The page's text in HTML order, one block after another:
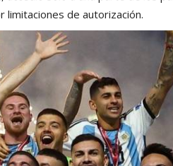
limitaciones de autorización.